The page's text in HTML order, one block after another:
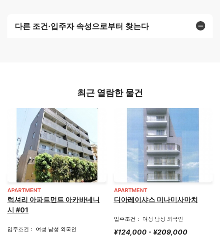
다른 조건·입주자 속성으로부터 찾는다
최근 열람한 물건
APARTMENT
럭셔리 아파트먼트 아카바네니
시 #01
입주조건： 여성 남성 외국인
APARTMENT
디아레이샤스 미나미사마치
입주조건： 여성 남성 외국인
¥124,000 - ¥209,000